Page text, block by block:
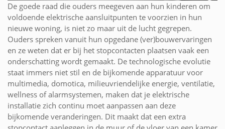
De goede raad die ouders meegeven aan hun kinderen om
voldoende elektrische aansluitpunten te voorzien in hun
nieuwe woning, is niet zo maar uit de lucht gegrepen.
Ouders spreken vanuit hun opgedane (ver)bouwervaringen
en ze weten dat er bij het stopcontacten plaatsen vaak een
onderschatting wordt gemaakt. De technologische evolutie
staat immers niet stil en de bijkomende apparatuur voor
multimedia, domotica, milieuvriendelijke energie, ventilatie,
wellness of alarmsystemen, maken dat je elektrische
installatie zich continu moet aanpassen aan deze
bijkomende veranderingen. Dit maakt dat een extra